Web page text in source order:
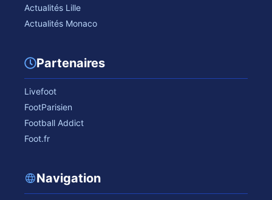
Actualités Lille
Actualités Monaco
Partenaires
Livefoot
FootParisien
Football Addict
Foot.fr
Navigation